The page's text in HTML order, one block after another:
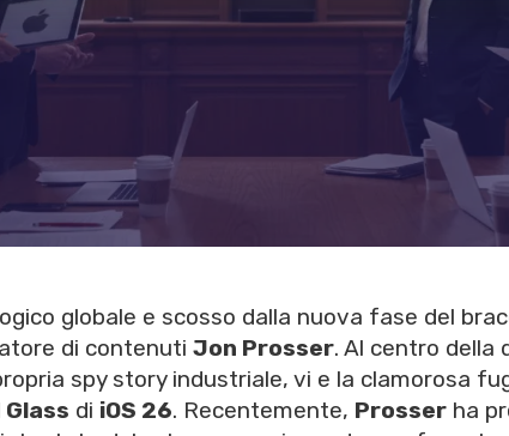
globale e scosso dalla nuova fase del
di contenuti Jon Prosser. Al centro della
spy story industriale, vi e la clamorosa
Glass di iOS 26. Recentemente, Prosser ha